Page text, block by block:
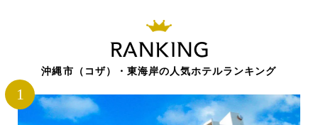
RANKING
沖縄市（コザ）・東海岸の人気ホテルランキング